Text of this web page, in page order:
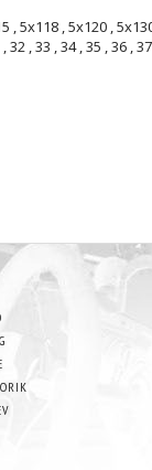
,5x118 ,5x120 ,
,32 ,33 ,34,35 ,36 ,37